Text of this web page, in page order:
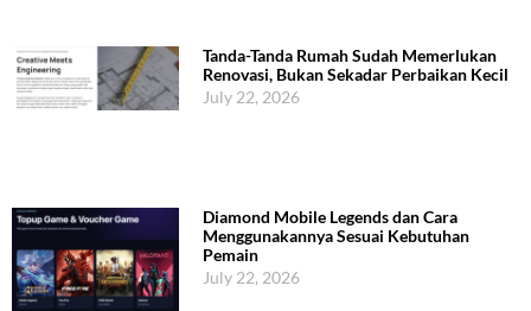
Tanda-Tanda Rumah Sudah Memerlukan
Renovasi, Bukan Sekadar Perbaikan Kecil
July 22, 2026
Diamond Mobile Legends dan Cara
Menggunakannya Sesuai Kebutuhan
Pemain
July 22, 2026